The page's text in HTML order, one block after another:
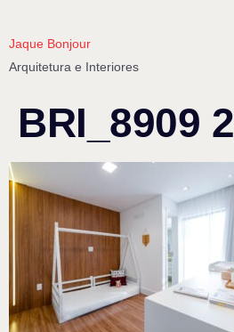
Jaque Bonjour
Arquitetura e Interiores
BRI_8909 2